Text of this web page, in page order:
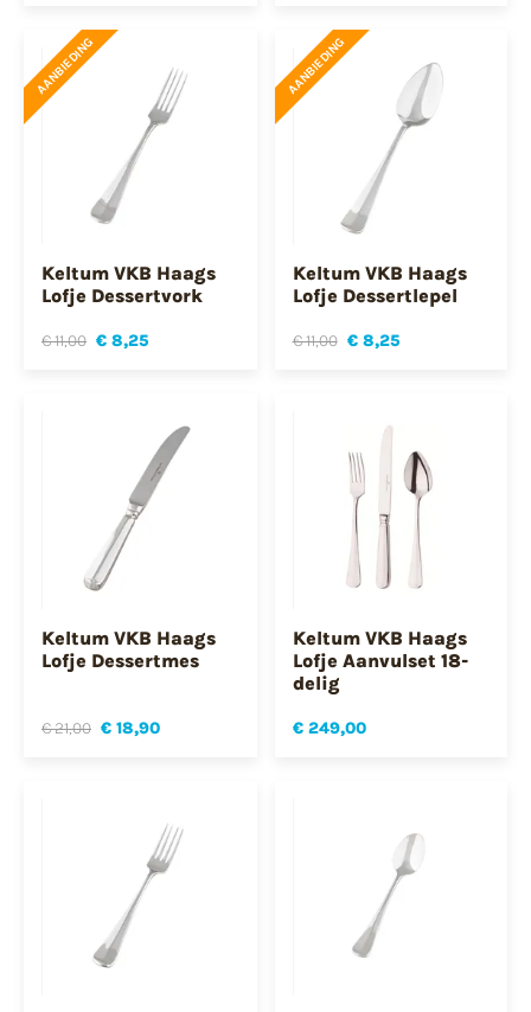
AANBIEDING
Keltum VKB Haags
Lofje Dessertvork
€ 11,00 € 8,25
AANBIEDING
Keltum VKB Haags
Lofje Dessertlepel
€ 11,00 € 8,25
Keltum VKB Haags
Lofje Dessertmes
€ 21,00 € 18,90
Keltum VKB Haags
Lofje Aanvulset 18-
delig
€ 249,00